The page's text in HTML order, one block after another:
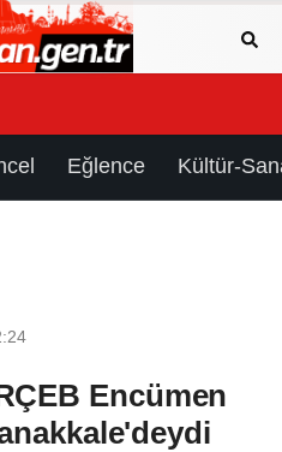
Eğlence Kültür-
Encümen